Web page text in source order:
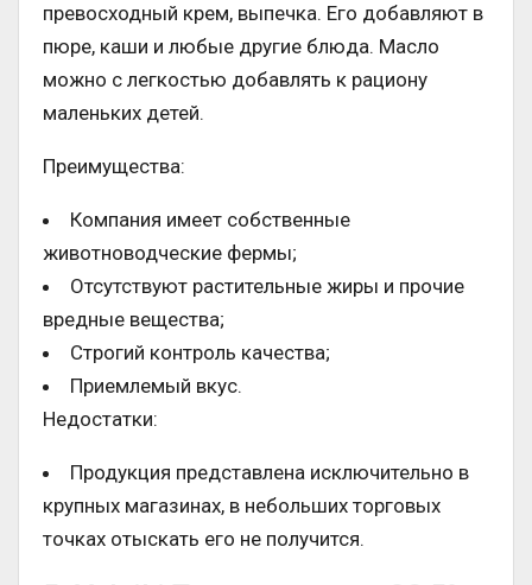
превосходный крем, выпечка. Его добавляют в
пюре, каши и любые другие блюда. Масло
можно с легкостью добавлять к рациону
маленьких детей.
Преимущества:
Компания имеет собственные
животноводческие фермы;
Отсутствуют растительные жиры и прочие
вредные вещества;
Строгий контроль качества;
Приемлемый вкус.
Недостатки:
Продукция представлена исключительно в
крупных магазинах, в небольших торговых
точках отыскать его не получится.